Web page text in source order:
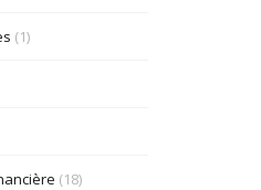
(1)
(18)